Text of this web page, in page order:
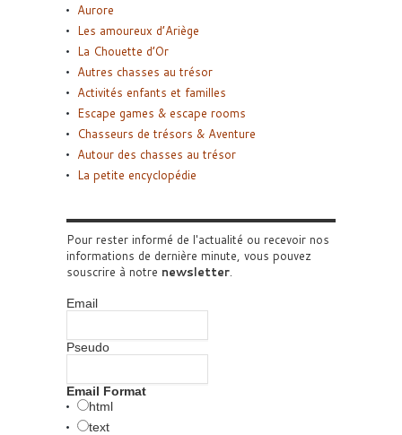
Aurore
Les amoureux d’Ariège
La Chouette d’Or
Autres chasses au trésor
Activités enfants et familles
Escape games & escape rooms
Chasseurs de trésors & Aventure
Autour des chasses au trésor
La petite encyclopédie
Pour rester informé de l'actualité ou recevoir nos
informations de dernière minute, vous pouvez
souscrire à notre newsletter.
Email
Pseudo
Email Format
html
text